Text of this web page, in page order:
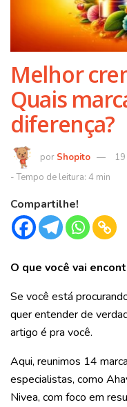
Melhor
Quais
diferença?
Shopito
Compartilhe!
O que você vai
Se você está
quer entender de
artigo é pra você.
Aqui, reunimos 14
especialistas, como
Nivea, com foco em